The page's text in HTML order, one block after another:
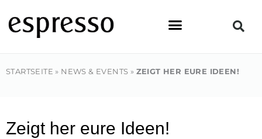
Inhalt
springen
STARTSEITE » NEWS & EVENTS » ZEIGT HER EURE IDEEN!
Zeigt her eure Ideen!